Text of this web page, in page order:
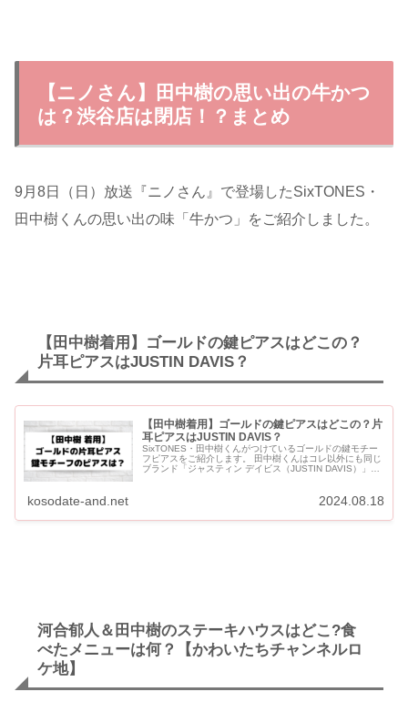
【ニノさん】田中樹の思い出の牛かつ
は？渋谷店は閉店！？まとめ
9月8日（日）放送『ニノさん』で登場したSixTONES・
田中樹くんの思い出の味「牛かつ」をご紹介しました。
【田中樹着用】ゴールドの鍵ピアスはどこの？
片耳ピアスはJUSTIN DAVIS？
【田中樹着用】ゴールドの鍵ピアスはどこの？片
耳ピアスはJUSTIN DAVIS？
SixTONES・田中樹くんがつけているゴールドの鍵モチー
フピアスをご紹介します。 田中樹くんはコレ以外にも同じ
ブランド「ジャスティン デイビス（JUSTIN DAVIS）」の
kosodate-and.net 2024.08.18
河合郁人＆田中樹のステーキハウスはどこ?食
べたメニューは何？【かわいたちチャンネルロ
ケ地】